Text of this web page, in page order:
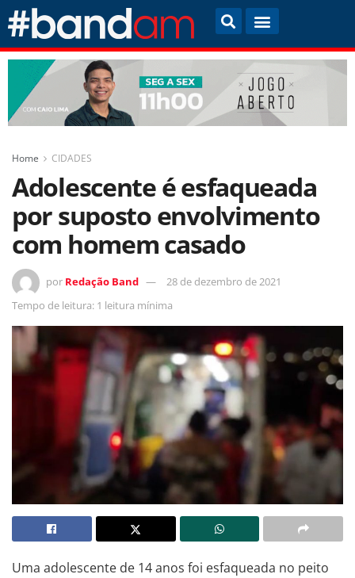
Home CIDADES
Adolescente é esfaqueada
por suposto envolvimento
com homem casado
por Redação Band
28 de dezembro de 2021
Tempo de leitura: 1 leitura mínima
Uma adolescente de 14 anos foi esfaqueada no peito